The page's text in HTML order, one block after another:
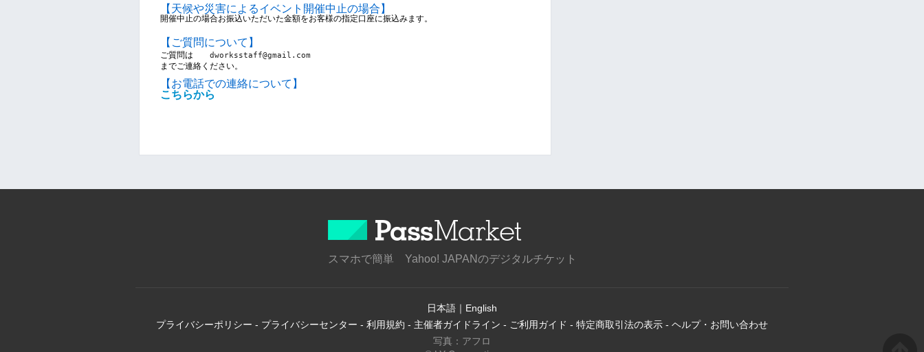
【天候や災害によるイベント開催中止の場合】
開催中止の場合お振込いただいた金額をお客様の指定口座に振込みます。
【ご質問について】
ご質問は dworksstaff@gmail.com
までご連絡ください。
【お電話での連絡について】
こちらから
スマホで簡単 Yahoo! JAPANのデジタルチケット
日本語 ｜ English
プライバシーポリシー - プライバシーセンター - 利用規約 - 主催者ガイドライン - ご利用ガイド - 特定商取引法の表示 - ヘルプ・お問い合わせ
写真：アフロ